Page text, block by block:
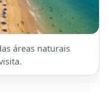
áreas naturais